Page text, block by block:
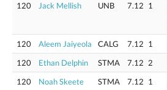
120 Jack Mellish UNB 7.12 1
120 Aleem Jaiyeola CALG 7.12 1
120
Ethan Delphin STMA 7.12 2
120
Noah Skeete STMA 7.12 1